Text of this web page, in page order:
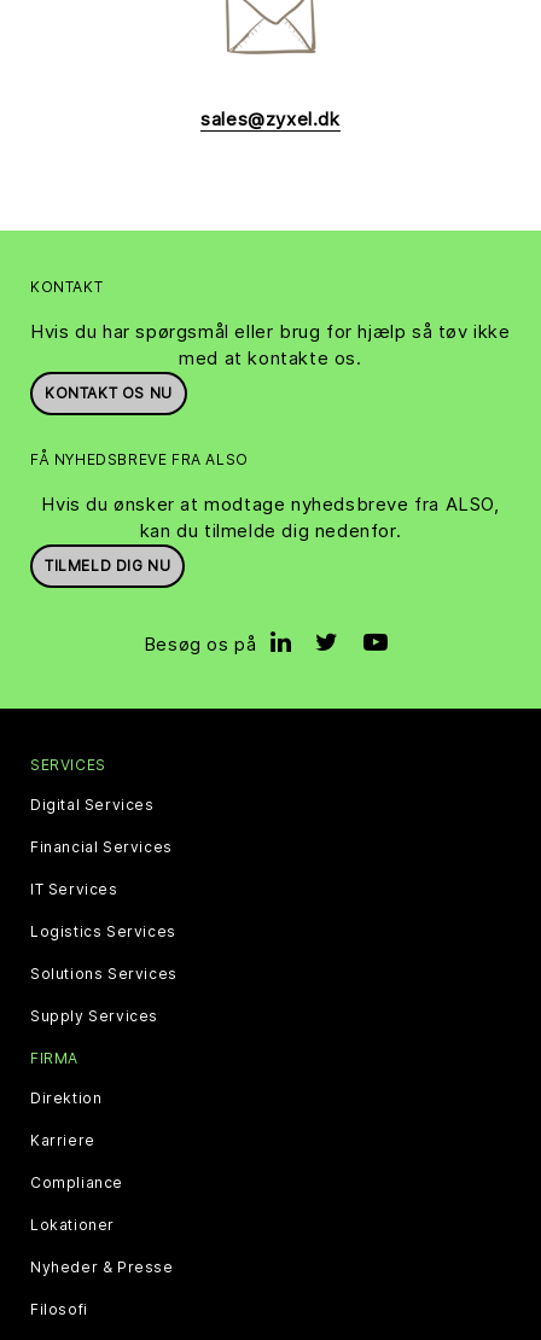
sales@zyxel.dk
KONTAKT
Hvis du har spørgsmål eller brug for hjælp så tøv ikke
med at kontakte os.
KONTAKT OS NU
FÅ NYHEDSBREVE FRA ALSO
Hvis du ønsker at modtage nyhedsbreve fra ALSO,
kan du tilmelde dig nedenfor.
TILMELD DIG NU
Besøg os på
SERVICES
Digital Services
Financial Services
IT Services
Logistics Services
Solutions Services
Supply Services
FIRMA
Direktion
Karriere
Compliance
Lokationer
Nyheder & Presse
Filosofi